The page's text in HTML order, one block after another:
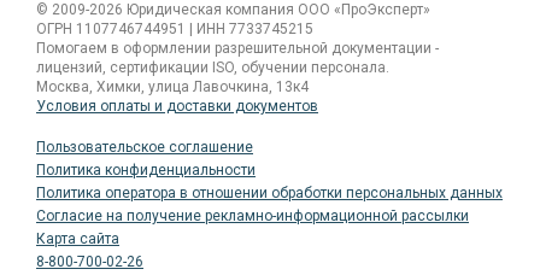
Сергиенко Валентина Александровна
Специалист по продажам
© 2009-2026 Юридическая компания ООО «ПроЭксперт»
ОГРН 1107746744951 | ИНН 7733745215
Помогаем в оформлении разрешительной документации -
лицензий, сертификации ISO, обучении персонала.
Москва, Химки, улица Лавочкина, 13к4
Условия оплаты и доставки документов
Пользовательское соглашение
Политика конфиденциальности
Политика оператора в отношении обработки персональных данных
Согласие на получение рекламно-информационной рассылки
Карта сайта
8-800-700-02-26